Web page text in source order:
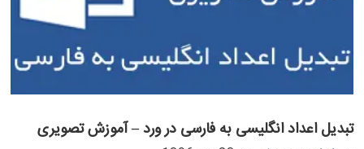
تبدیل اعداد انگلیسی به فارسی در ورد – آموزش تصویری